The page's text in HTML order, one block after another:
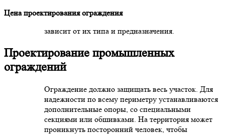
Цена проектирования ограждения
зависит от их типа и предназначения.
Проектирование промышленных
ограждений
Ограждение должно защищать весь участок. Для
надежности по всему периметру устанавливаются
дополнительные опоры, со специальными
секциями или обшивками. На территория может
проникнуть посторонний человек, чтобы